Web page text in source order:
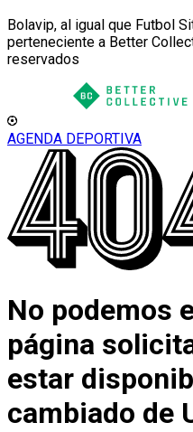
Bolavip, al igual que Futbol
perteneciente a Better
reservados
AGENDA DEPORTIVA
No podemos
página
estar
cambiado de